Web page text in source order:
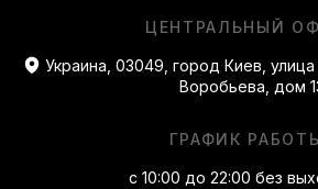
ЦЕНТРАЛЬНЫЙ
Украина, 03049, город Киев,
Воробьева, дом
ГРАФИК
с 10:00 до 22:00 без